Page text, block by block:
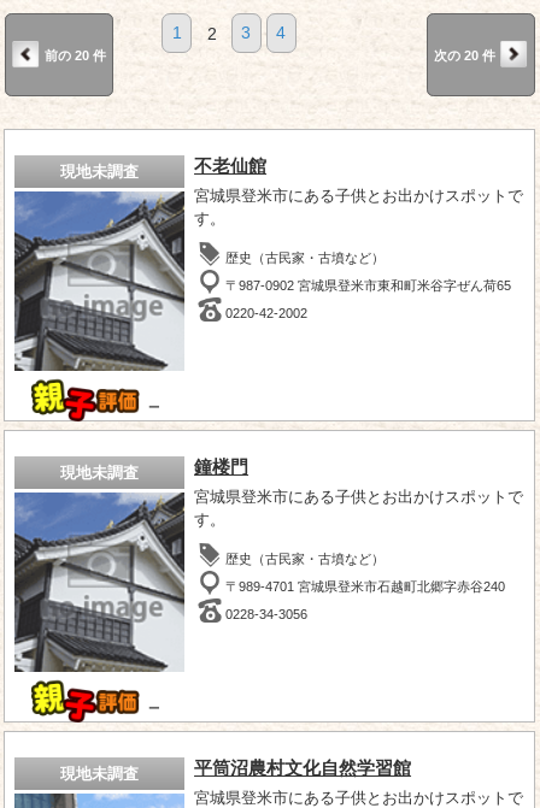
前の 20 件
1 2 3 4
次の 20 件
現地未調査
－
不老仙館
宮城県登米市にある子供とお出かけスポットで
す。
歴史（古民家・古墳など）
〒987-0902 宮城県登米市東和町米谷字ぜん荷65
0220-42-2002
現地未調査
－
鐘楼門
宮城県登米市にある子供とお出かけスポットで
す。
歴史（古民家・古墳など）
〒989-4701 宮城県登米市石越町北郷字赤谷240
0228-34-3056
現地未調査 平筒沼農村文化自然学習館
宮城県登米市にある子供とお出かけスポットで